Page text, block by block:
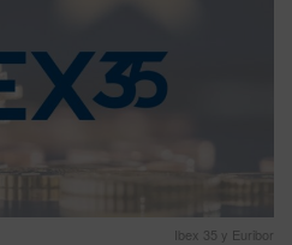
Ibex 35 y Euribor